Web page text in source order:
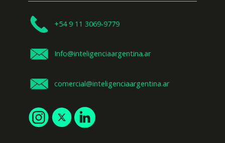
+54 9 11 3069-9779
Info@inteligenciaargentina.ar
comercial@inteligenciaargentina.ar